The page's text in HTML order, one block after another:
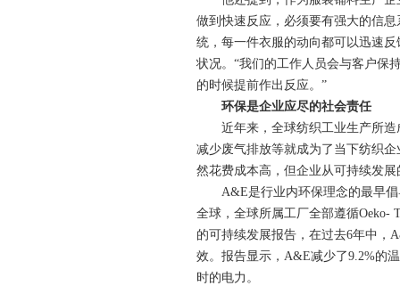
做到快速反应，必须要有强大的信
统，每一件衣服的动向都可以迅速
状况。“我们的工作人员会与客户保
的时候提前作出反应。”
环保是企业应尽的社会责任
近年来，全球纺织工业生产所
减少废气排放等就成为了当下纺织
然花费成本高，但企业从可持续发
A&E是行业内环保理念的最早
全球，全球所属工厂全部遵循Oeko-
的可持续发展报告，在过去6年中，
效。报告显示， A&E减少了9.2%的
时的电力。